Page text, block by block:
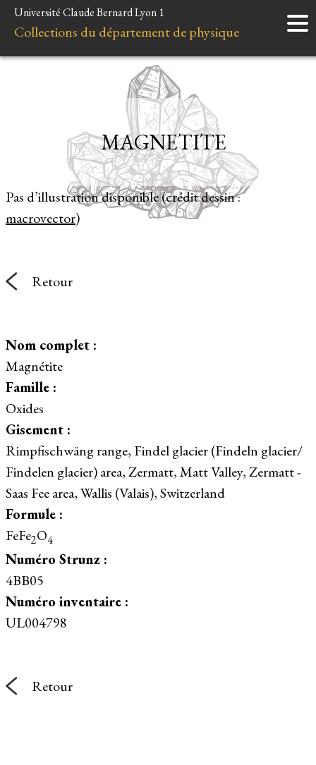
Accueil
Instruments
Liens et ressources
Université Claude Bernard Lyon 1
Collections du département de physique
Pas d’illustration disponible (crédit dessin :
macrovector)
MAGNETITE
Retour
Nom complet :
Magnétite
Famille :
Oxides
Gisement :
Rimpfischwäng range, Findel glacier (Findeln glacier/
Findelen glacier) area, Zermatt, Matt Valley, Zermatt -
Saas Fee area, Wallis (Valais), Switzerland
Formule :
FeFe2O4
Numéro Strunz :
4BB05
Numéro inventaire :
UL004798
Retour